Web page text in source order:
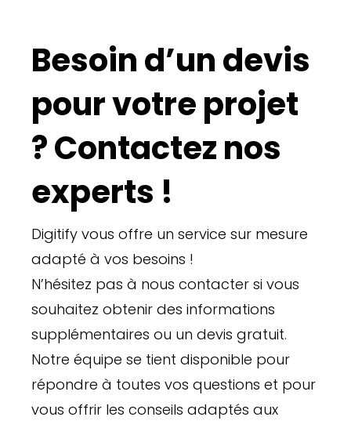
Besoin d’un devis
pour votre projet
? Contactez nos
experts !
Digitify vous offre un service sur mesure
adapté à vos besoins !
N’hésitez pas à nous contacter si vous
souhaitez obtenir des informations
supplémentaires ou un devis gratuit.
Notre équipe se tient disponible pour
répondre à toutes vos questions et pour
vous offrir les conseils adaptés aux